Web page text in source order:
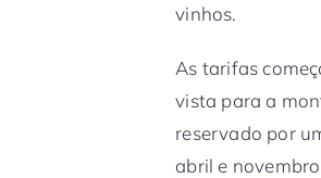
vinhos.
As tarifas
vista para a
reservado por
abril e